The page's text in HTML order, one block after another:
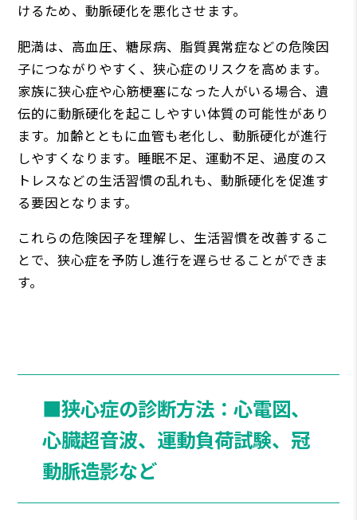
けるため、動脈硬化を悪化させます。
肥満は、高血圧、糖尿病、脂質異常症などの危険因
子につながりやすく、狭心症のリスクを高めます。
家族に狭心症や心筋梗塞になった人がいる場合、遺
伝的に動脈硬化を起こしやすい体質の可能性があり
ます。加齢とともに血管も老化し、動脈硬化が進行
しやすくなります。睡眠不足、運動不足、過度のス
トレスなどの生活習慣の乱れも、動脈硬化を促進す
る要因となります。
これらの危険因子を理解し、生活習慣を改善するこ
とで、狭心症を予防し進行を遅らせることができま
す。
■狭心症の診断方法：心電図、
心臓超音波、運動負荷試験、冠
動脈造影など